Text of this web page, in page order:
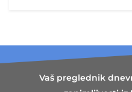
Vaš preglednik